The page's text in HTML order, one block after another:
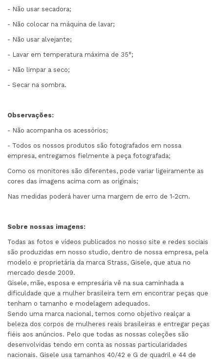
- Não usar secadora;
- Não colocar na máquina de lavar;
- Não usar alvejante;
- Lavar em temperatura máxima de 35°;
- Não limpar a seco;
- Secar na sombra.
Observações:
- Não acompanha os acessórios;
- Todos os nossos produtos são fotografados em nossa
empresa, entregamos fielmente a peça fotografada;
Como os monitores são diferentes, pode variar ligeiramente as
cores das imagens acima com as originais;
Nas medidas poderá haver uma margem de erro de 1-2cm.
Sobre nossas imagens:
Todas as fotos e vídeos publicados no nosso site e redes sociais
são produzidas em nosso studio, dentro de nossa empresa, pela
modelo e proprietária da marca Strass, Gisele, que atua no
mercado desde 2009.
Gisele, mãe, esposa e empresária vê na sua caminhada a
dificuldade que a mulher brasileira tem em encontrar peças que
tenham o tamanho e modelagem adequados.
Sendo uma marca nacional, temos como objetivo realçar a
beleza dos corpos de mulheres reais brasileiras e entregar peças
fiéis aos anúncios. Pelo que todas as nossas coleções são
desenvolvidas tendo em conta as nossas particularidades
nacionais. Gisele usa tamanhos 40/42 e G de quadril e 44 de